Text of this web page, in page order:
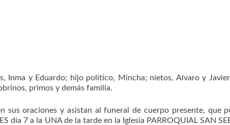
Inma y Eduardo; hijo político, Mincha; nietos, Alvaro y
primos y demás familia.
sus oraciones y asistan al funeral de cuerpo presente, que
día 7 a la UNA de la tarde en la Iglesia PARROQUIAL SAN